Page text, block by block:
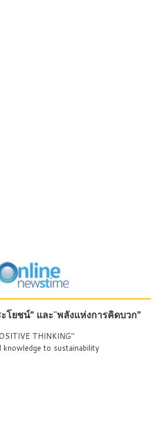
โยชน์" และ"พลังแห่งการคิดบวก"
THINKING"
knowledge to sustainability